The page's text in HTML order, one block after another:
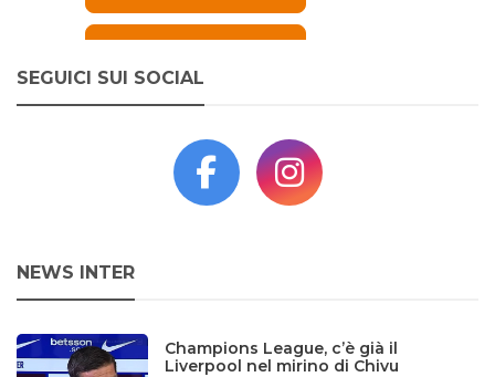
SEGUICI SUI SOCIAL
NEWS INTER
Champions League, c’è già il
Liverpool nel mirino di Chivu